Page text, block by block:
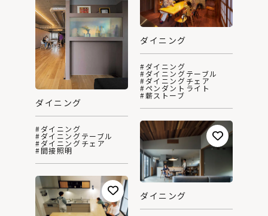
ダイニング
#ダイニング
#ダイニングテーブル
#ダイニングチェア
#間接照明
ダイニング
#ダイニング
#ダイニングテーブル
#ダイニングチェア
#ペンダントライト
#薪ストーブ
ダイニング